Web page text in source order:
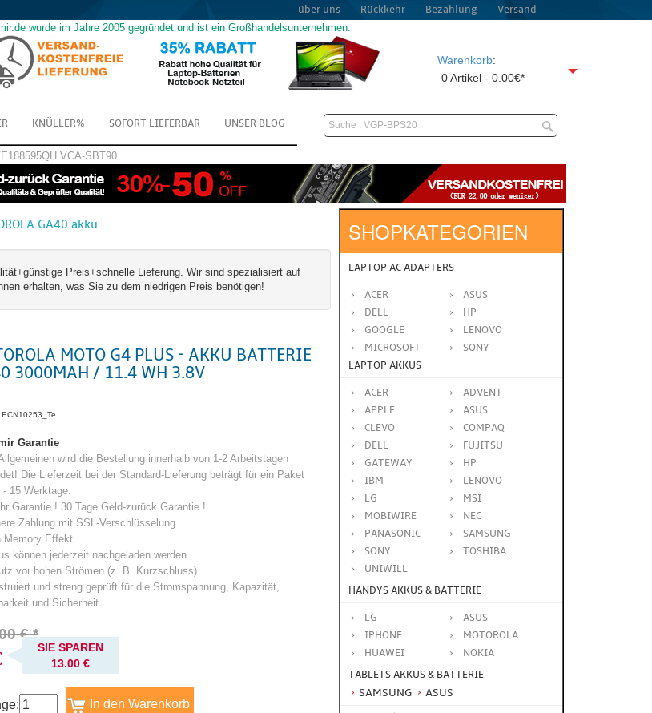
über uns Rückkehr Bezahlung Versand
wurde im Jahre 2005 gegründet und ist ein Großhandelsunternehmen.
Warenkorb:
0 Artikel - 0.00€*
KNÜLLER% SOFORT LIEFERBAR UNSER BLOG
VCA-SBT90
GA40 akku
Preis+schnelle Lieferung. Wir sind spezialisiert auf
erhalten, was Sie zu dem niedrigen Preis benötigen!
MOTO G4 PLUS - AKKU BATTERIE
3000MAH / 11.4 WH 3.8V
ECN10253_Te
Garantie
wird die Bestellung innerhalb von 1-2 Arbeitstagen
Die Lieferzeit bei der Standard-Lieferung beträgt für ein Paket
15 Werktage.
Garantie ! 30 Tage Geld-zurück Garantie !
Zahlung mit SSL-Verschlüsselung
Memory Effekt.
können jederzeit nachgeladen werden.
vor hohen Strömen (z. B. Kurzschluss).
und streng geprüft für die Stromspannung, Kapazität,
und Sicherheit.
€ *
SIE SPAREN
13.00 €
SHOPKATEGORIEN
LAPTOP AC ADAPTERS
ACER
ASUS
DELL
HP
GOOGLE
LENOVO
MICROSOFT
SONY
LAPTOP AKKUS
ACER
ADVENT
APPLE
ASUS
CLEVO
COMPAQ
DELL
FUJITSU
GATEWAY
HP
IBM
LENOVO
LG
MSI
MOBIWIRE
NEC
PANASONIC
SAMSUNG
SONY
TOSHIBA
UNIWILL
HANDYS AKKUS & BATTERIE
LG
ASUS
IPHONE
MOTOROLA
HUAWEI
NOKIA
TABLETS AKKUS & BATTERIE
SAMSUNG ASUS